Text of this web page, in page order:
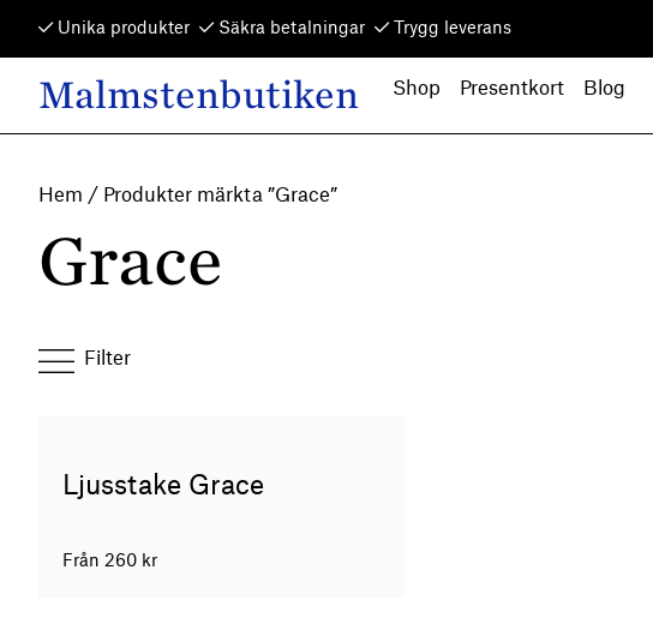
Unika produkter Säkra betalningar Trygg leverans
Main Navigation
Malmstenbutiken Shop Presentkort Blog
Hem / Produkter märkta ”Grace”
Grace
Filter
Ljusstake Grace
Från 260 kr